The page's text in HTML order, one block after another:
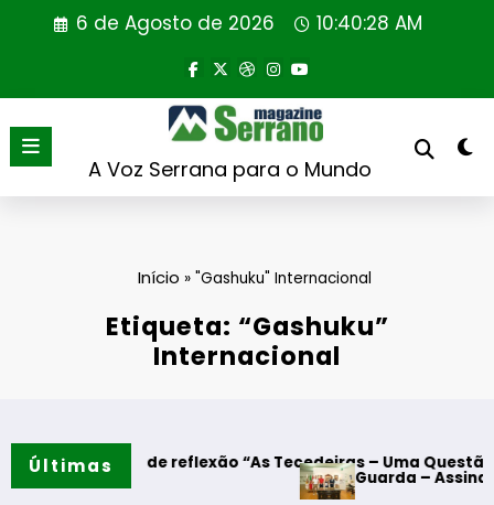
6 de Agosto de 2026 10:40:28 AM
A Voz Serrana para o Mundo
Início » "Gashuku" Internacional
Etiqueta: “Gashuku”
Internacional
Últimasde reflexão “As Tecedeiras – Uma Questão de
Guarda – Assinatura